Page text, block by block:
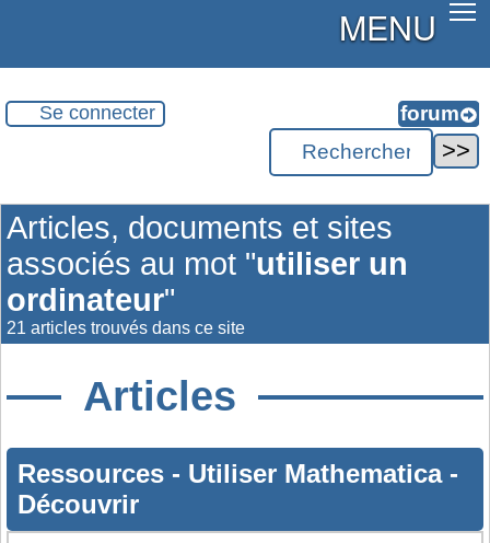
MENU
Se connecter
Articles, documents et sites
associés au mot "utiliser un
ordinateur"
21 articles trouvés dans ce site
Articles
Ressources - Utiliser Mathematica -
Découvrir